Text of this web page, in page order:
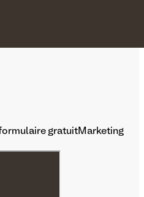
gratuit Marketing